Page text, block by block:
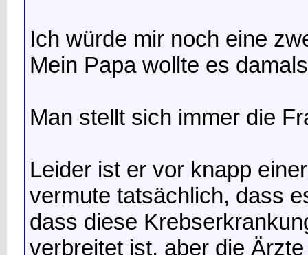
Ich würde mir noch eine
Mein Papa wollte es
Man stellt sich immer die
Leider ist er vor knapp
vermute tatsächlich, dass
dass diese
verbreitet ist, aber die